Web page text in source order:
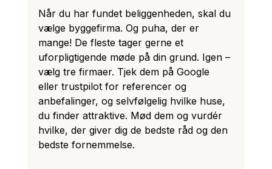
Når du har fundet beliggenheden, skal du
vælge byggefirma. Og puha, der er
mange! De fleste tager gerne et
uforpligtigende møde på din grund. Igen –
vælg tre firmaer. Tjek dem på Google
eller trustpilot for referencer og
anbefalinger, og selvfølgelig hvilke huse,
du finder attraktive. Mød dem og vurdér
hvilke, der giver dig de bedste råd og den
bedste fornemmelse.